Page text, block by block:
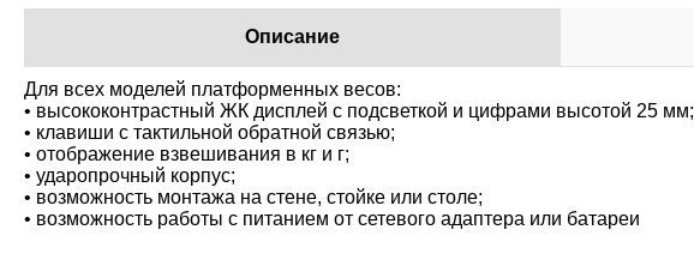
Описание
Для всех моделей платформенных весов:
• высококонтрастный ЖК дисплей с подсветкой и цифрами высотой 25 мм;
• клавиши с тактильной обратной связью;
• отображение взвешивания в кг и г;
• ударопрочный корпус;
• возможность монтажа на стене, стойке или столе;
• возможность работы с питанием от сетевого адаптера или батареи